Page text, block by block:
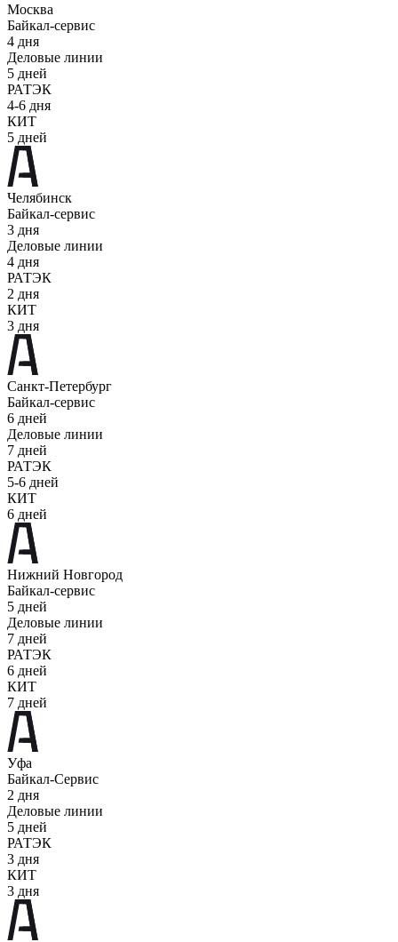
Москва
Байкал-сервис
4 дня
Деловые линии
5 дней
РАТЭК
4-6 дня
КИТ
5 дней
Челябинск
Байкал-сервис
3 дня
Деловые линии
4 дня
РАТЭК
2 дня
КИТ
3 дня
Санкт-Петербург
Байкал-сервис
6 дней
Деловые линии
7 дней
РАТЭК
5-6 дней
КИТ
6 дней
Нижний Новгород
Байкал-сервис
5 дней
Деловые линии
7 дней
РАТЭК
6 дней
КИТ
7 дней
Уфа
Байкал-Сервис
2 дня
Деловые линии
5 дней
РАТЭК
3 дня
КИТ
3 дня